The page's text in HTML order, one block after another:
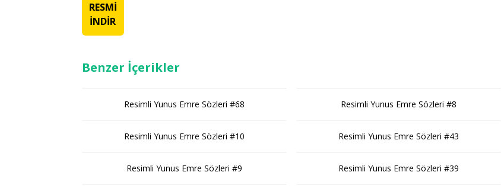
RESMİ
İNDİR
Benzer İçerikler
Resimli Yunus Emre Sözleri #68
Resimli Yunus Emre Sözleri #10
Resimli Yunus Emre Sözleri #9
Resimli Yunus Emre Sözleri #8
Resimli Yunus Emre Sözleri #43
Resimli Yunus Emre Sözleri #39